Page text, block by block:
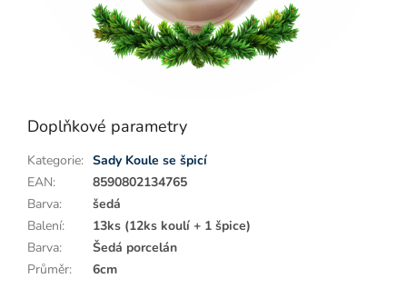
Doplňkové parametry
Kategorie: Sady Koule se špicí
EAN:
8590802134765
Barva:
šedá
Balení:
13ks (12ks koulí + 1 špice)
Barva:
Šedá porcelán
Průměr: 6cm